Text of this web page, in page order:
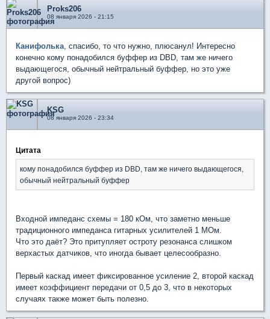
Proks206
08 января 2026 - 21:15
Канифолька, спасибо, то что нужно, плюсанул! Интересно
конечно кому понадобился буффер из DBD, там же ничего
выдающегося, обычный нейтральный буффер, но это уже
другой вопрос)
KSG
08 января 2026 - 23:34
Цитата
кому понадобился буффер из DBD, там же ничего выдающегося,
обычный нейтральный буффер
Входной импеданс схемы = 180 кОм, что заметно меньше
традиционного импеданса гитарных усилителей 1 МОм.
Что это даёт? Это притупляет остроту резонанса слишком
верхастых датчиков, что иногда бывает целесообразно.
Первый каскад имеет фиксированное усиление 2, второй каскад
имеет коэффициент передачи от 0,5 до 3, что в некоторых
случаях также может быть полезно.